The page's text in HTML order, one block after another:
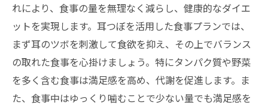
れにより、食事の量を無理なく減らし、健康的なダイエ
ットを実現します。耳つぼを活用した食事プランでは、
まず耳のツボを刺激して食欲を抑え、その上でバランス
の取れた食事を心掛けましょう。特にタンパク質や野菜
を多く含む食事は満足感を高め、代謝を促進します。ま
た、食事中はゆっくり噛むことで少ない量でも満足感を